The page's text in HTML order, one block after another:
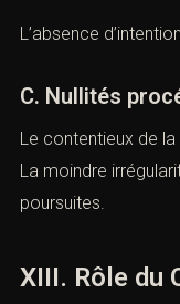
C. Nullités
poursuites.